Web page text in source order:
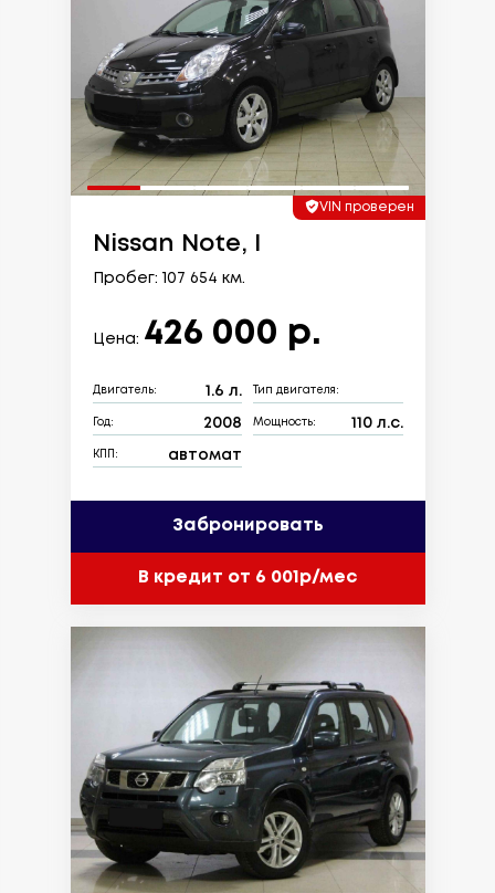
VIN проверен
Nissan Note, I
Пробег: 107 654 км.
Цена: 426 000 р.
Двигатель: 1.6 л. Тип двигателя:
Год: 2008 Мощность: 110 л.с.
КПП: автомат
Забронировать
В кредит от 6 001р/мес